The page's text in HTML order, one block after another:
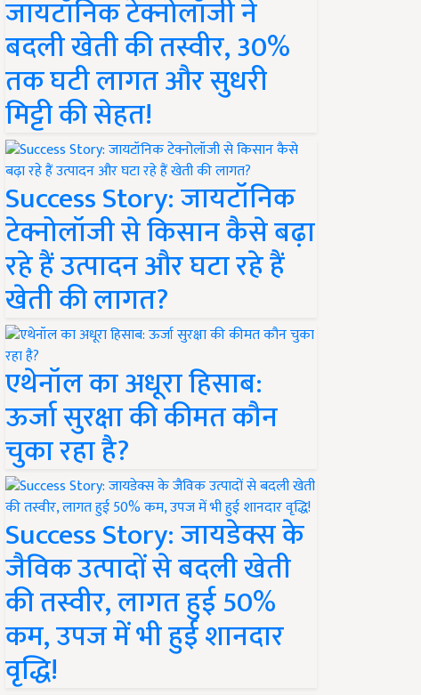
जायटॉनिक टेक्नोलॉजी ने
बदली खेती की तस्वीर, 30%
तक घटी लागत और सुधरी
मिट्टी की सेहत!
Success Story: जायटॉनिक
टेक्नोलॉजी से किसान कैसे बढ़ा
रहे हैं उत्पादन और घटा रहे हैं
खेती की लागत?
एथेनॉल का अधूरा हिसाब:
ऊर्जा सुरक्षा की कीमत कौन
चुका रहा है?
Success Story: जायडेक्स के
जैविक उत्पादों से बदली खेती
की तस्वीर, लागत हुई 50%
कम, उपज में भी हुई शानदार
वृद्धि!